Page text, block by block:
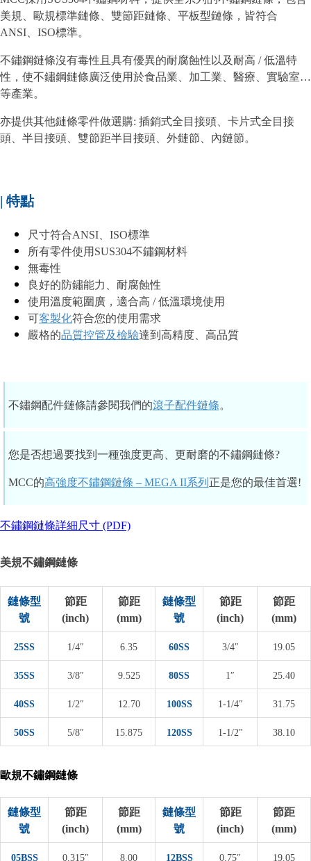
美規、歐規標準鏈條、雙節距鏈條、平板型鏈條，皆符合
ANSI、ISO標準。
不鏽鋼鏈條沒有毒性且具有優異的耐腐蝕性以及耐高 /低溫特
性，使不鏽鋼鏈條廣泛使用於食品業、加工業、醫療、實驗室…
等產業。
亦提供其他鏈條零件做選購: 插銷式全目接頭、卡片式全目接
頭、半目接頭、雙節距半目接頭、外鏈節、內鏈節。
| 特點
尺寸符合ANSI、ISO標準
所有零件使用SUS304不鏽鋼材料
無毒性
良好的防鏽能力、耐腐蝕性
使用溫度範圍廣 ，適合高 /低溫環境使用
可客製化符合您的使用需求
嚴格的品質控管及檢驗達到高精度、高品質
不鏽鋼配件鏈條請參閱我們的滾子配件鏈條。
您是否想過要找到一種強度更高、更耐磨的不鏽鋼鏈條?
MCC的高強度不鏽鋼鏈條 – MEGA II系列 正是您的最佳首選!
不鏽鋼鏈條詳細尺寸 (PDF)
美規不鏽鋼鏈條
鏈條型
號
節距
(inch)
節距
(mm)
鏈條型
號
節距
(inch)
節距
(mm)
25SS 1/4″ 6.35 60SS 3/4″ 19.05
35SS 3/8″ 9.525 80SS 1″ 25.40
40SS 1/2″ 12.70 100SS 1-1/4″ 31.75
50SS 5/8″ 15.875 120SS 1-1/2″ 38.10
歐規不鏽鋼鏈條
鏈條型
號
節距
(inch)
節距
(mm)
鏈條型
號
節距
(inch)
節距
(mm)
05BSS 0.315″ 8.00 12BSS 0.75″ 19.05